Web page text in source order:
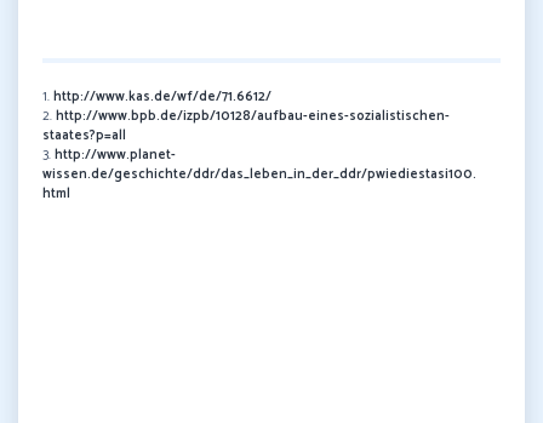
1.http://www.kas.de/wf/de/71.6612/
2.http://www.bpb.de/izpb/10128/aufbau-eines-sozialistischen-
staates?p=all
3.http://www.planet-
wissen.de/geschichte/ddr/das_leben_in_der_ddr/pwiediestasi100.
html